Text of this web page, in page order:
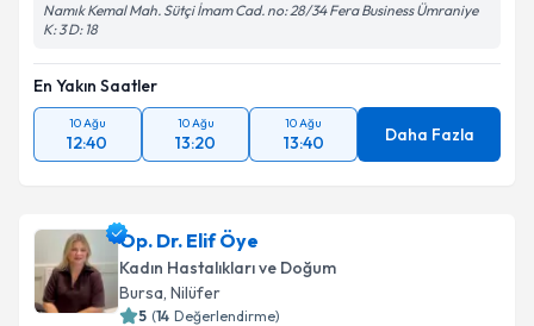
Namık Kemal Mah. Sütçi İmam Cad. no: 28/34 Fera Business Ümraniye
K: 3 D: 18
En Yakın Saatler
10 Ağu
12:40
10 Ağu
13:20
10 Ağu
13:40 Daha Fazla
Op. Dr. Elif Öye
Kadın Hastalıkları ve Doğum
Bursa, Nilüfer
5 (14 Değerlendirme)